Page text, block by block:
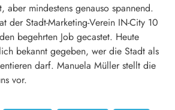
aber mindestens genauso spannend.
der Stadt-Marketing-Verein IN-City 10
begehrten Job gecastet. Heute
bekannt gegeben, wer die Stadt als
darf. Manuela Müller stellt die
vor.